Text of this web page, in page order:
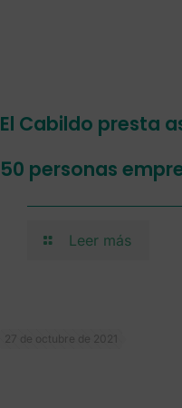
El Cabildo presta
50 personas
Leer más
27 de octubre de 2021